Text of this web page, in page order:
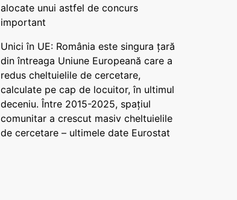
alocate unui astfel de concurs
important
Unici în UE: România este singura țară
din întreaga Uniune Europeană care a
redus cheltuielile de cercetare,
calculate pe cap de locuitor, în ultimul
deceniu. Între 2015-2025, spațiul
comunitar a crescut masiv cheltuielile
de cercetare – ultimele date Eurostat